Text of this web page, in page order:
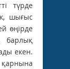
түрде
шығыс
өңірде
барлық
екен.